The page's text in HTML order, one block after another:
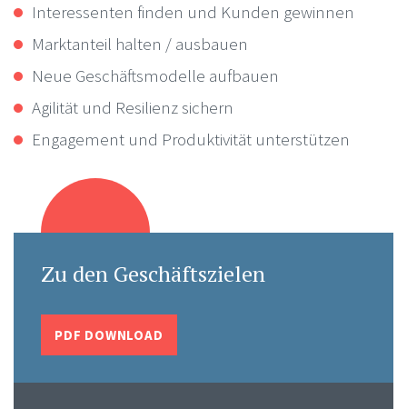
Interessenten finden und Kunden gewinnen
Marktanteil halten / ausbauen
Neue Geschäftsmodelle aufbauen
Agilität und Resilienz sichern
Engagement und Produktivität unterstützen
Zu den Geschäftszielen
PDF DOWNLOAD